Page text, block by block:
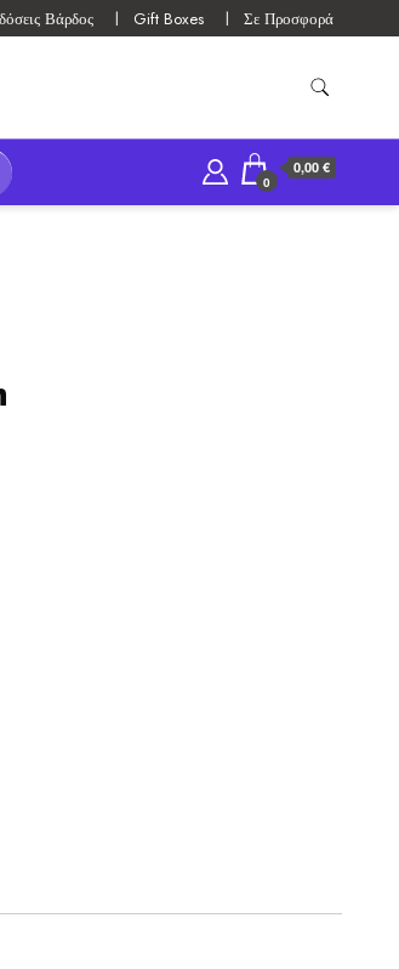
Βάρδος Gift Boxes Σε Προσφορά
0
0,00 €